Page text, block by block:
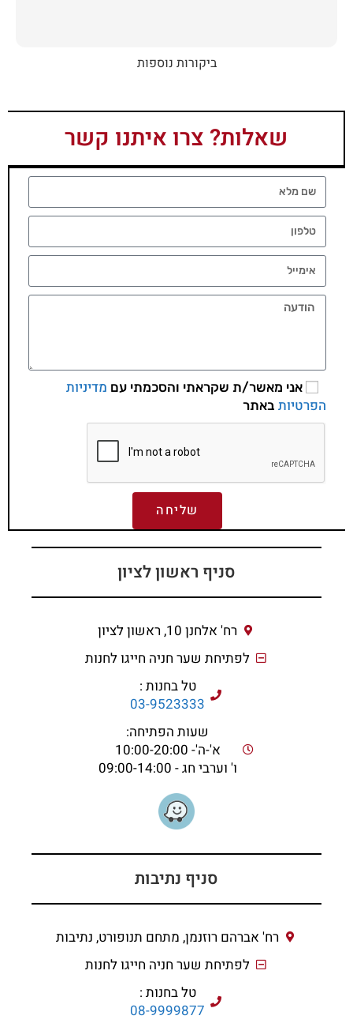
ביקורות נוספות
שאלות? צרו איתנו קשר
אני מאשר/ת שקראתי והסכמתי עם מדיניות
הפרטיות באתר
שליחה
סניף ראשון לציון
רח' אלחנן 10, ראשון לציון
לפתיחת שער חניה חייגו לחנות
טל בחנות :
03-9523333
שעות הפתיחה:
א'-ה'- 10:00-20:00
ו' וערבי חג - 09:00-14:00
סניף נתיבות
רח' אברהם רוזנמן, מתחם תנופורט, נתיבות
לפתיחת שער חניה חייגו לחנות
טל בחנות :
08-9999877